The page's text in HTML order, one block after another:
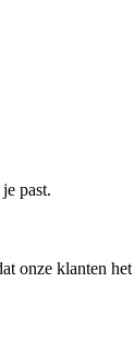
past.
onze klanten